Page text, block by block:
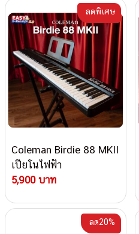
Coleman Birdie 88 MKII
เปียโนไฟฟ้า
5,900 บาท
ลดพิเศษ
ลด20%